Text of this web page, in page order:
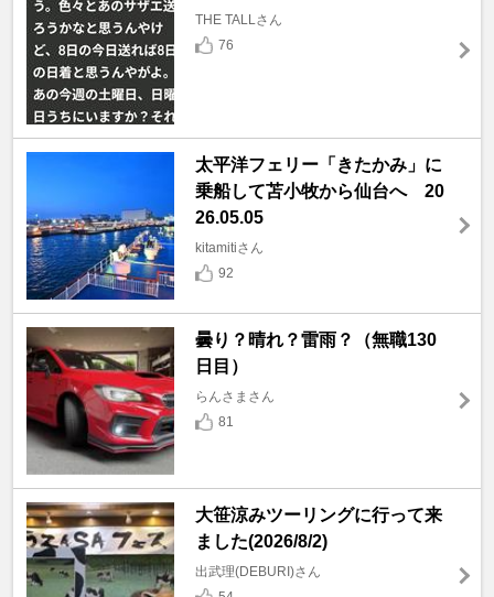
THE TALLさん
76
太平洋フェリー「きたかみ」に
乗船して苫小牧から仙台へ 20
26.05.05
kitamitiさん
92
曇り？晴れ？雷雨？（無職130
日目）
らんさまさん
81
大笹涼みツーリングに行って来
ました(2026/8/2)
出武理(DEBURI)さん